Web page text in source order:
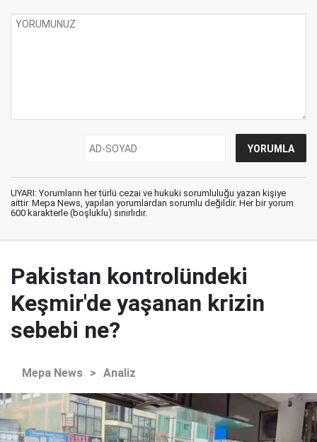
UYARI: Yorumların her türlü cezai ve hukuki sorumluluğu yazan kişiye
aittir. Mepa News, yapılan yorumlardan sorumlu değildir. Her bir yorum
600 karakterle (boşluklu) sınırlıdır.
Pakistan kontrolündeki
Keşmir'de yaşanan krizin
sebebi ne?
Mepa News > Analiz